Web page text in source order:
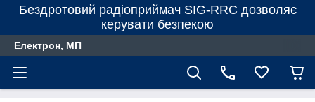
Бездротовий радіоприймач SIG-RRC дозволяє
керувати безпекою
Електрон, МП